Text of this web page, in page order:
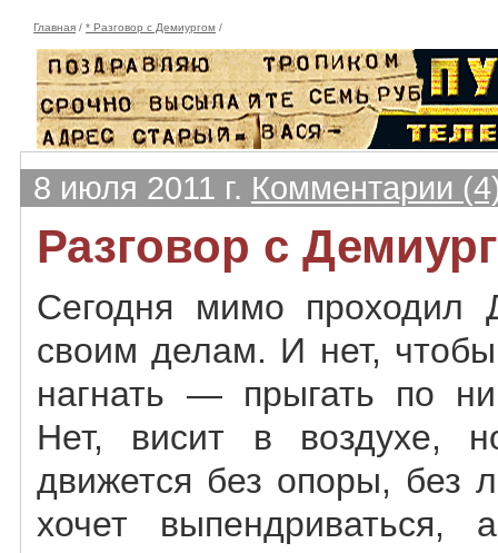
Главная /* Разговор с Демиургом /
8 июля 2011 г. Комментарии
Разговор с
Сегодня мимо проходил
своим делам. И нет,
нагнать — прыгать по
Нет, висит в воздухе,
движется без опоры, без
хочет выпендриваться,